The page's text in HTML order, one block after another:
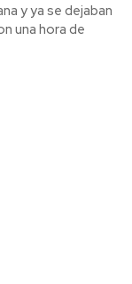
una hora de